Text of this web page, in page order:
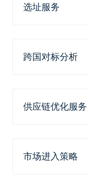
选址服务
跨国对标分析
供应链优化服务
市场进入策略